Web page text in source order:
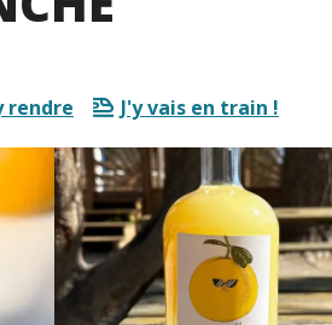
rendre J'y vais en train !